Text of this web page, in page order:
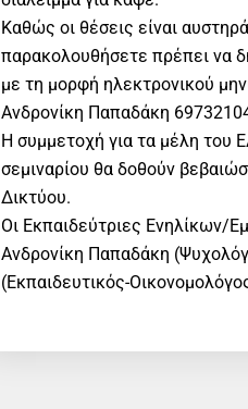
Καθώς οι θέσεις είναι
παρακολουθήσετε πρέπει να
με τη μορφή ηλεκτρονικού
Ανδρονίκη Παπαδάκη
Η συμμετοχή για τα μέλη του
σεμιναρίου θα δοθούν
Δικτύου.
Οι Εκπαιδεύτριες
Ανδρονίκη Παπαδάκη
(Εκπαιδευτικός-